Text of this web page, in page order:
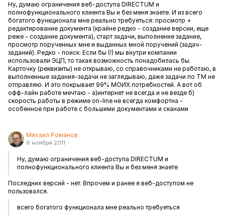
Ну, думаю ограничения веб-доступа DIRECTUM и
полнофункционального клиента Вы и без меня знаете. И из всего
богатого функционала мне реально требуеться: просмотр +
редактирование документа (крайне редко - создание версии, еще
реже - создание документа), старт задачи, выполнение задание,
просмотр порученных мне и выданных мной поручений (задач-
заданий). Редко - поиск. Если бы (!) мы внутри компании
использовали ЭЦП, то такая возможность понадобилась бы.
Карточку (реквизиты) не открываю, со справочниками не работаю, в
выполненные задания-задачи не заглядываю, даже задачи по ТМ не
отправляю. И это покрывает 99% МОИХ потребностей. А вот об
офф-лайн работе мечтаю - а)интернет не всегда и не везде б)
скорость работы в режиме on-line не всегда комфортна -
особенное при работе с большими документами и сканами
Михаил Романов
6 ноября 2011
Ну, думаю ограничения веб-доступа DIRECTUM и
полнофункционального клиента Вы и без меня знаете
Последних версий - нет. Впрочем и ранее я веб-доступом не
пользовался.
всего богатого функционала мне реально требуеться